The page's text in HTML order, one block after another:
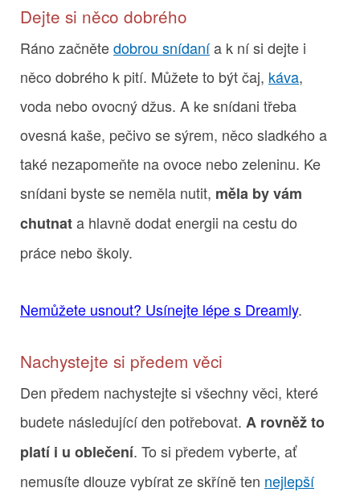
Dejte si něco dobrého
Ráno začnětedobrou snídanía k ní si dejte i
něco dobrého k pití. Můžete to být čaj, káva,
voda nebo ovocný džus. A ke snídani třeba
ovesná kaše, pečivo se sýrem, něco sladkého a
také nezapomeňte na ovoce nebo zeleninu. Ke
snídani byste se neměla nutit, měla by vám
chutnata hlavně dodat energii na cestu do
práce nebo školy.
Nemůžete usnout? Usínejte lépe s Dreamly.
Nachystejte si předem věci
Den předem nachystejte si všechny věci, které
budete následující den potřebovat. A rovněž to
platí i u oblečení. To si předem vyberte, ať
nemusíte dlouze vybírat ze skříně ten nejlepší